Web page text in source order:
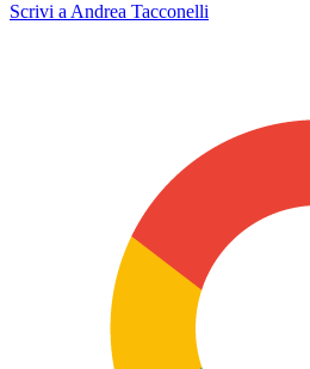
Scrivi a Andrea Tacconelli